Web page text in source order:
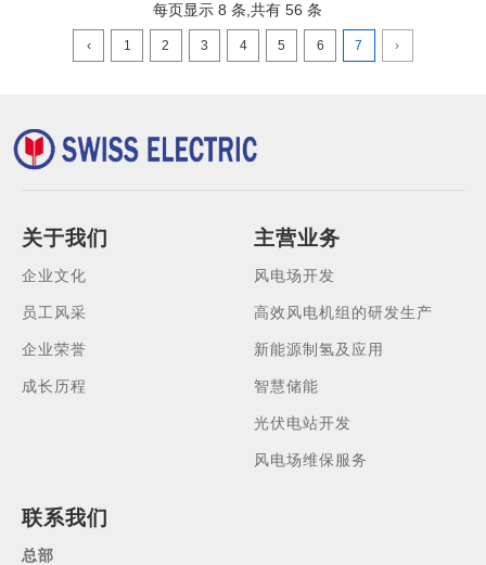
每页显示 8 条,共有 56 条
‹ 1 2 3 4 5 6 7 ›
关于我们
企业文化
员工风采
企业荣誉
成长历程
主营业务
风电场开发
高效风电机组的研发生产
新能源制氢及应用
智慧储能
光伏电站开发
风电场维保服务
联系我们
总部